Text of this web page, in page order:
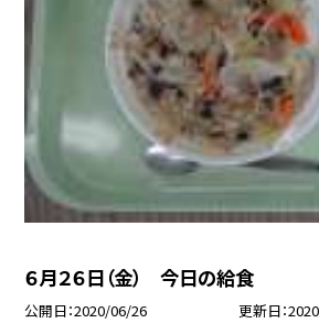
６月２６日（金） 今日の給食
公開日 2020/06/26 更新日